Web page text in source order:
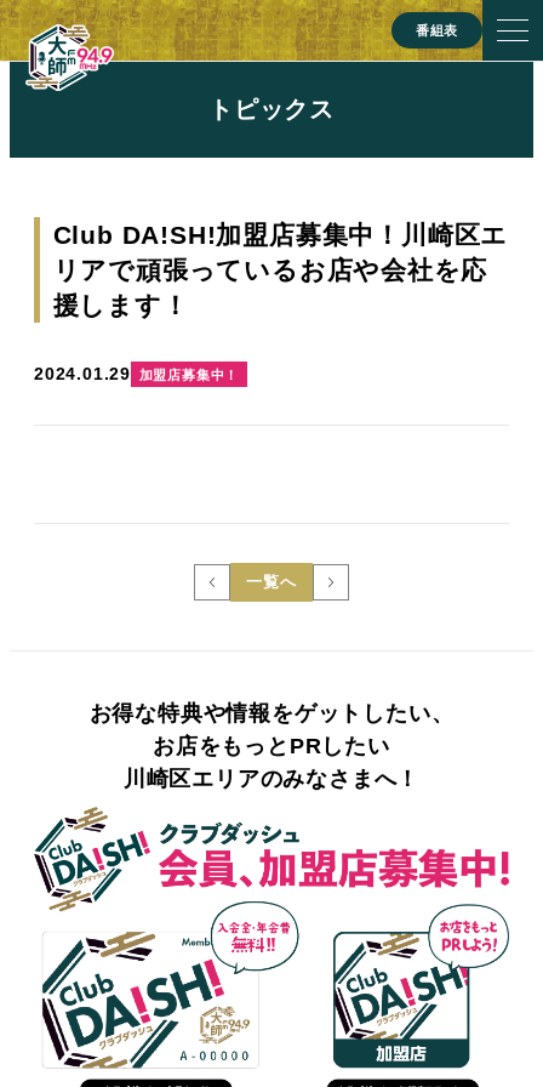
番組表
トピックス
Club DA!SH!加盟店募集中！川崎区エ
リアで頑張っているお店や会社を応
援します！
2024.01.29 加盟店募集中！
一覧へ
お得な特典や情報をゲットしたい、
お店をもっとPRしたい
川崎区エリアのみなさまへ！